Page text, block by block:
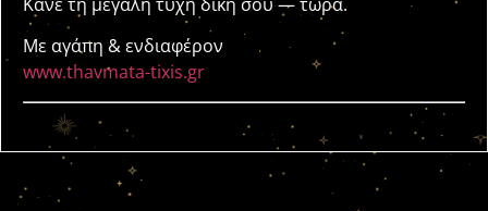
Με αγάπη & ενδιαφέρον
www.thavmata-tixis.gr